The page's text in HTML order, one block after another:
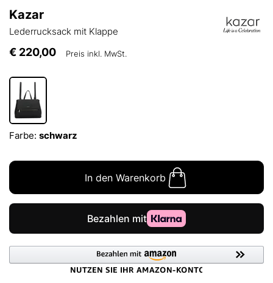
Kazar
Lederrucksack mit Klappe
€ 220,00 Preis inkl. MwSt.
Farbe: schwarz
In den Warenkorb